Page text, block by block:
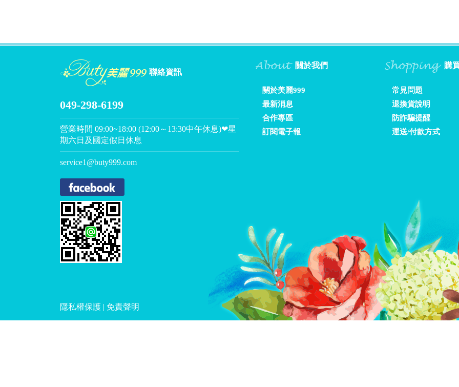
關於我們
關於美麗999
最新消息
合作專區
訂閱電子報
購
常見問題
退換貨說明
防詐騙提醒
運送/付款方式
聯絡資訊
049-298-6199
營業時間 09:00~18:00 (12:00～13:30中午休息)❤星
期六日及國定假日休息
service1@buty999.com
隱私權保護 | 免責聲明